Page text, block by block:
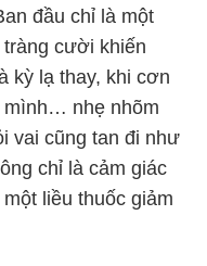
đầu chỉ là một
tràng cười khiến
kỳ lạ thay, khi cơn
mình… nhẹ nhõm
vai cũng tan đi như
chỉ là cảm giác
liều thuốc giảm